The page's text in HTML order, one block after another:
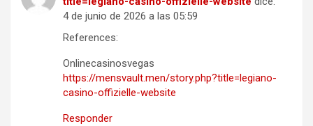
4 de junio de 2026 a las 05:59
References:
Onlinecasinosvegas
https://mensvault.men/story.php?title=legiano-
casino-offizielle-website
Responder